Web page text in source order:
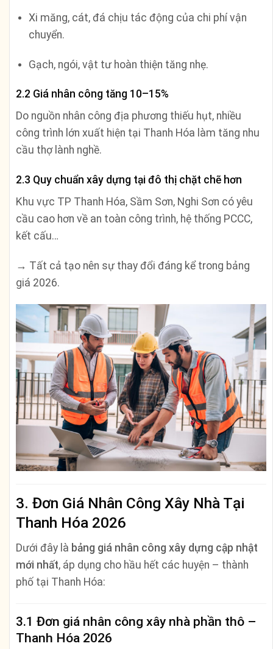
Xi măng, cát, đá chịu tác động của chi phí vận
chuyển.
Gạch, ngói, vật tư hoàn thiện tăng nhẹ.
2.2 Giá nhân công tăng 10–15%
Do nguồn nhân công địa phương thiếu hụt, nhiều
công trình lớn xuất hiện tại Thanh Hóa làm tăng nhu
cầu thợ lành nghề.
2.3 Quy chuẩn xây dựng tại đô thị chặt chẽ hơn
Khu vực TP Thanh Hóa, Sầm Sơn, Nghi Sơn có yêu
cầu cao hơn về an toàn công trình, hệ thống PCCC,
kết cấu…
→ Tất cả tạo nên sự thay đổi đáng kể trong bảng
giá 2026.
3. Đơn Giá Nhân Công Xây Nhà Tại
Thanh Hóa 2026
Dưới đây là bảng giá nhân công xây dựng cập nhật
mới nhất, áp dụng cho hầu hết các huyện – thành
phố tại Thanh Hóa:
3.1 Đơn giá nhân công xây nhà phần thô –
Thanh Hóa 2026